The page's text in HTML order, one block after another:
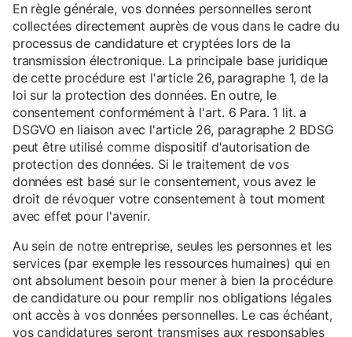
En règle générale, vos données personnelles seront
collectées directement auprès de vous dans le cadre du
processus de candidature et cryptées lors de la
transmission électronique. La principale base juridique
de cette procédure est l'article 26, paragraphe 1, de la
loi sur la protection des données. En outre, le
consentement conformément à l'art. 6 Para. 1 lit. a
DSGVO en liaison avec l'article 26, paragraphe 2 BDSG
peut être utilisé comme dispositif d'autorisation de
protection des données. Si le traitement de vos
données est basé sur le consentement, vous avez le
droit de révoquer votre consentement à tout moment
avec effet pour l'avenir.
Au sein de notre entreprise, seules les personnes et les
services (par exemple les ressources humaines) qui en
ont absolument besoin pour mener à bien la procédure
de candidature ou pour remplir nos obligations légales
ont accès à vos données personnelles. Le cas échéant,
vos candidatures seront transmises aux responsables